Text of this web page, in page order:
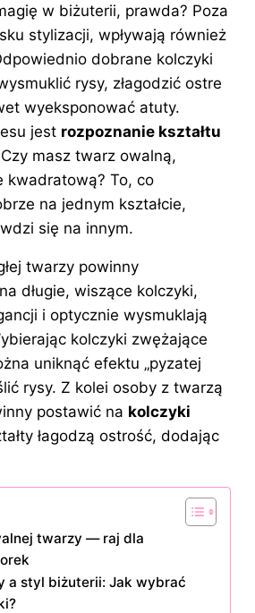
k
e
dI
n
k
o
p
d
di
t
m
bl
r
w biżuterii, prawda? Poza
stylizacji, wpływają również
dobrane kolczyki
rysy, złagodzić ostre
wyeksponować atuty.
jest rozpoznanie kształtu
masz twarz owalną,
kwadratową? To, co
na jednym kształcie,
się na innym.
twarzy powinny
długie, wiszące kolczyki,
i optycznie wysmuklają
kolczyki zwężające
uniknąć efektu „pyzatej
rysy. Z kolei osoby z twarzą
postawić na kolczyki
łagodzą ostrość, dodając
twarzy — raj dla
a styl biżuterii: Jak wybrać